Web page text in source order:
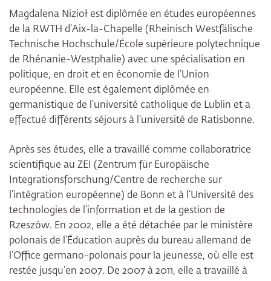
Magdalena Nizioł est diplômée en études européennes
de la RWTH d’Aix-la-Chapelle (Rheinisch Westfälische
Technische Hochschule/École supérieure polytechnique
de Rhénanie-Westphalie) avec une spécialisation en
politique, en droit et en économie de l’Union
européenne. Elle est également diplômée en
germanistique de l’université catholique de Lublin et a
effectué différents séjours à l’université de Ratisbonne.
Après ses études, elle a travaillé comme collaboratrice
scientifique au ZEI (Zentrum für Europäische
Integrationsforschung/Centre de recherche sur
l’intégration européenne) de Bonn et à l’Université des
technologies de l’information et de la gestion de
Rzeszów. En 2002, elle a été détachée par le ministère
polonais de l’Éducation auprès du bureau allemand de
l’Office germano-polonais pour la jeunesse, où elle est
restée jusqu’en 2007. De 2007 à 2011, elle a travaillé à